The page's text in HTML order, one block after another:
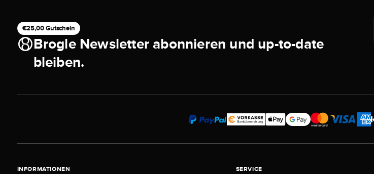
€25,00 Gutschein
Brogle Newsletter abonnieren und up-to-date
bleiben.
INFORMATIONEN SERVICE